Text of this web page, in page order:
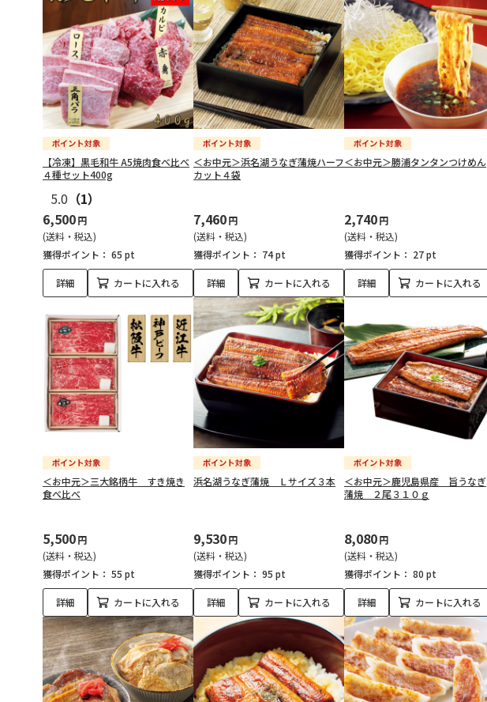
【冷凍】黒毛和牛 A5焼肉食べ比べ
４種セット400g
5.0 （1）
6,500円
(送料・税込)
獲得ポイント： 65 pt
詳細 カートに入れる
＜お中元＞浜名湖うなぎ蒲焼ハーフ
カット４袋
7,460円
(送料・税込)
獲得ポイント： 74 pt
詳細 カートに入れる
＜お中元＞勝浦タンタンつけめん
2,740円
(送料・税込)
獲得ポイント： 27 pt
詳細 カートに入れる
＜お中元＞三大銘柄牛 すき焼き
食べ比べ
5,500円
(送料・税込)
獲得ポイント： 55 pt
詳細 カートに入れる
浜名湖うなぎ蒲焼 Ｌサイズ３本
9,530円
(送料・税込)
獲得ポイント： 95 pt
詳細 カートに入れる
＜お中元＞鹿児島県産 旨うなぎ
蒲焼 ２尾３１０ｇ
8,080円
(送料・税込)
獲得ポイント： 80 pt
詳細 カートに入れる